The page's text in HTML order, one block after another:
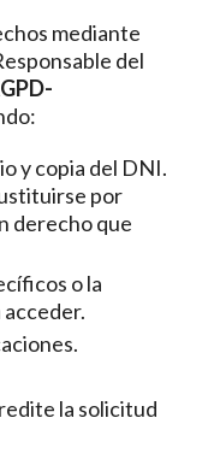
mediante
del
y copia del DNI.
por
derecho que
o la
acceder.
la solicitud